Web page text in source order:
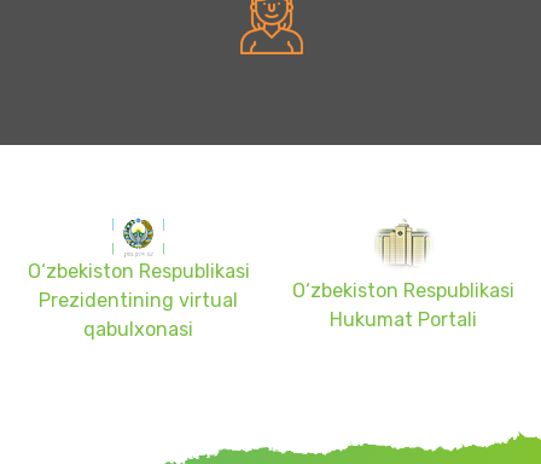
O‘zbekiston Respublikasi
Prezidentining virtual
qabulxonasi
O‘zbekiston Respublikasi
Hukumat Portali